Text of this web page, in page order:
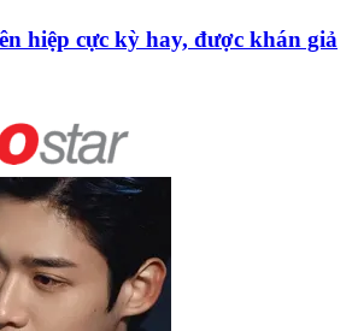
hiệp cực kỳ hay, được khán giả